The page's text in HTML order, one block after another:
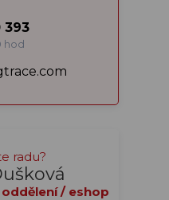
393
hod
radu?
/ eshop